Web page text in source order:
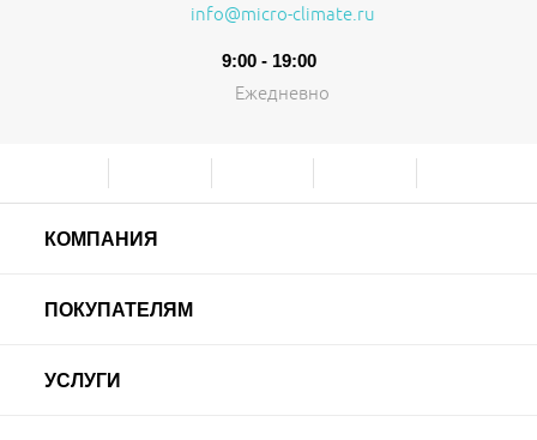
info@micro-climate.ru
9:00 - 19:00
Ежедневно
КОМПАНИЯ
ПОКУПАТЕЛЯМ
УСЛУГИ